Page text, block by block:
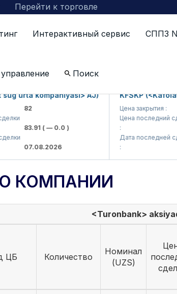
Перейти к торговле
Интерактивный сервис СППЗ
Поиск
kompaniyasi> AJ)
83.91( — 0.0 )
07.08.2026
KFSKP (<Kafolat
Цена закрытия :
Цена последний сделки
Дата последней
КОМПАНИИ
<Turonbank>
ЦБ Количество
Номинал
(UZS)